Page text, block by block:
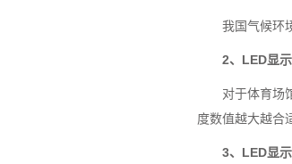
我国气候环
2、LED显
对于体育场
度数值越大越合
3、LED显